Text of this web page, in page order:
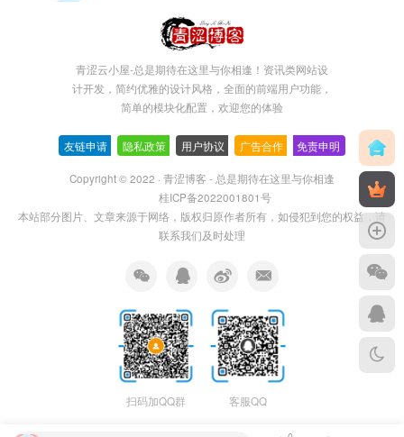
青涩云小屋-总是期待在这里与你相逢！资讯类网站设
计开发，简约优雅的设计风格，全面的前端用户功能，
简单的模块化配置，欢迎您的体验
友链申请 隐私政策 用户协议 广告合作 免责申明
Copyright © 2022 · 青涩博客 - 总是期待在这里与你相逢
桂ICP备2022001801号
本站部分图片、文章来源于网络，版权归原作者所有，如侵犯到您的权益，请
联系我们及时处理
扫码加QQ群 客服QQ